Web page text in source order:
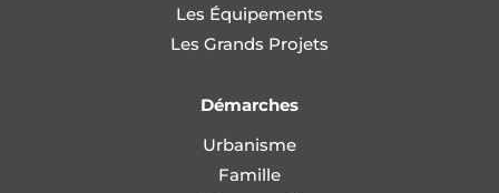
Les Équipements
Les Grands Projets
Démarches
Urbanisme
Famille